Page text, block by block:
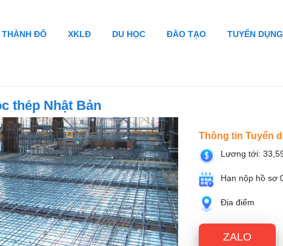
THÀNH ĐÔ XKLĐ DU HỌC ĐÀO TẠO TUYỂN DỤNG
thép Nhật Bản
Thông tin Tuyển
Lương tới:
Hạn nộp hồ sơ
Địa điểm
ZALO